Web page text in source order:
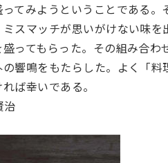
てみようということである
スマッチが思いがけない味を
ってもらった。その組み合わ
響鳴をもたらした。よく「
ば幸いである。
治